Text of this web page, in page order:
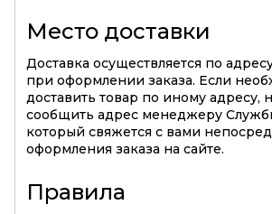
Место доставки
Доставка осуществляется по
при оформлении заказа. Если
доставить товар по иному адресу,
сообщить адрес менеджеру
который свяжется с вами
оформления заказа на сайте.
Правила